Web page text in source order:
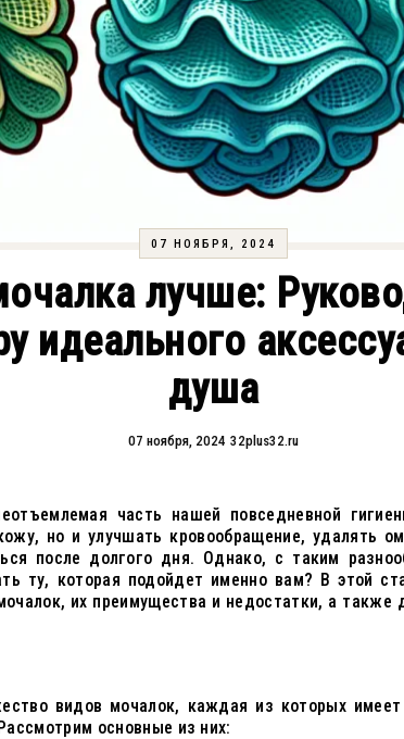
07 НОЯБРЯ, 2024
лучше:
идеального
душа
07 ноября, 2024 32plus32.ru
часть нашей повседневной
но и улучшать кровообращение, удалять
после долгого дня. Однако, с таким
ту, которая подойдет именно вам? В этой
их преимущества и недостатки, а также
видов мочалок, каждая из которых имеет
основные из них: